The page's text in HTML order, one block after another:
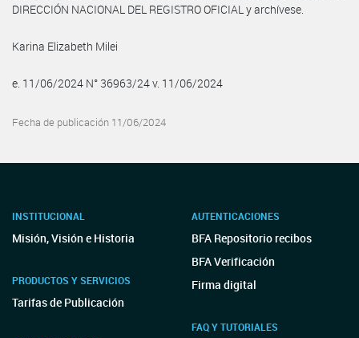
DIRECCIÓN NACIONAL DEL REGISTRO OFICIAL y archívese.
Karina Elizabeth Milei
e. 11/06/2024 N° 36963/24 v. 11/06/2024
Fecha de publicación 11/06/2024
INSTITUCIONAL
Misión, Visión e Historia
PRODUCTOS Y SERVICIOS
Tarifas de Publicación
AUTENTICACIONES
BFA Repositorio recibos
BFA Verificación
Firma digital
FAQ Y TUTORIALES